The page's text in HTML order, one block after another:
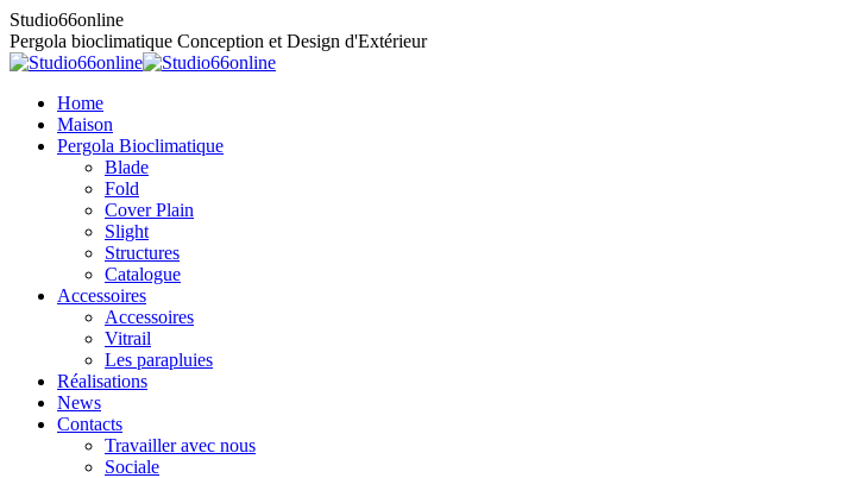
Contenu
en
pleine
Studio66online
Pergola bioclimatique Conception et Design d'Extérieur
Home
Maison
Pergola Bioclimatique
Blade
Fold
Cover Plain
Slight
Structures
Catalogue
Accessoires
Accessoires
Vitrail
Les parapluies
Réalisations
News
Contacts
Travailler avec nous
Sociale